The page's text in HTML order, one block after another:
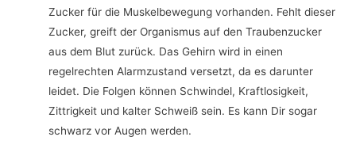
Zucker für die Muskelbewegung vorhanden. Fehlt dieser
Zucker, greift der Organismus auf den Traubenzucker
aus dem Blut zurück. Das Gehirn wird in einen
regelrechten Alarmzustand versetzt, da es darunter
leidet. Die Folgen können Schwindel, Kraftlosigkeit,
Zittrigkeit und kalter Schweiß sein. Es kann Dir sogar
schwarz vor Augen werden.